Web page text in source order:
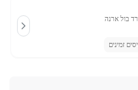
רד בול ארנה